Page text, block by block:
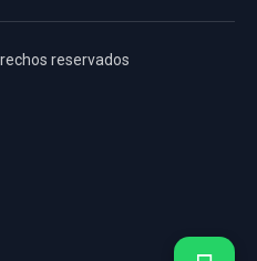
reservados